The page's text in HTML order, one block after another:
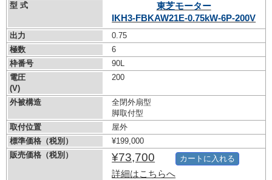
型 式
東芝モーター
IKH3-FBKAW21E-0.75kW-6P-200V
出力
0.75
極数
6
枠番号
90L
電圧
(V)
200
外被構造
全閉外扇型
脚取付型
取付位置
屋外
標準価格（税別）
¥199,000
販売価格（税別）
¥73,700
詳細はこちらへ
カートに入れる